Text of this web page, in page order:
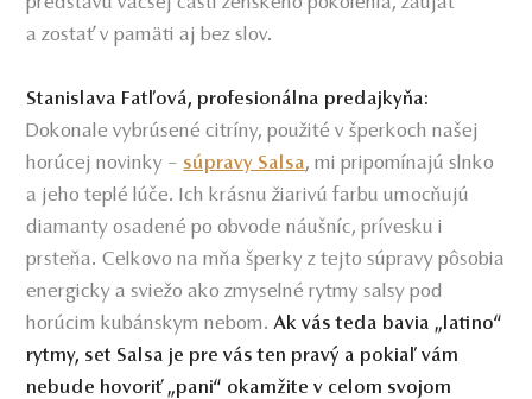
a zostať v pamäti aj bez slov.
Stanislava Fatľová, profesionálna predajkyňa:
Dokonale vybrúsené citríny, použité v šperkoch našej
horúcej novinky – súpravy Salsa, mi pripomínajú slnko
a jeho teplé lúče. Ich krásnu žiarivú farbu umocňujú
diamanty osadené po obvode náušníc, prívesku i
prsteňa. Celkovo na mňa šperky z tejto súpravy pôsobia
energicky a sviežo ako zmyselné rytmy salsy pod
horúcim kubánskym nebom.Ak vás teda bavia „latino“
rytmy, set Salsa je pre vás ten pravý a pokiaľ vám
nebude hovoriť „pani“ okamžite v celom svojom